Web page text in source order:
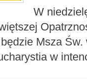
W
Msza Św.
w